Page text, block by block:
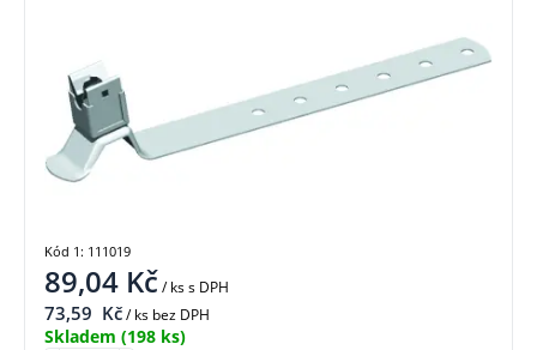
89,04 Kč/ kss DPH
73,59 Kč/ ks bez DPH
Skladem (198 ks)
Kód 1: 111019